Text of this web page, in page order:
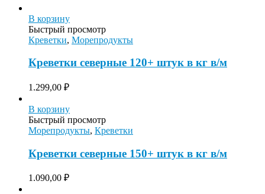
В корзину
Быстрый просмотр
Креветки, Морепродукты
Креветки северные 120+ штук в кг в/м
1.299,00 ₽
В корзину
Быстрый просмотр
Морепродукты, Креветки
Креветки северные 150+ штук в кг в/м
1.090,00 ₽